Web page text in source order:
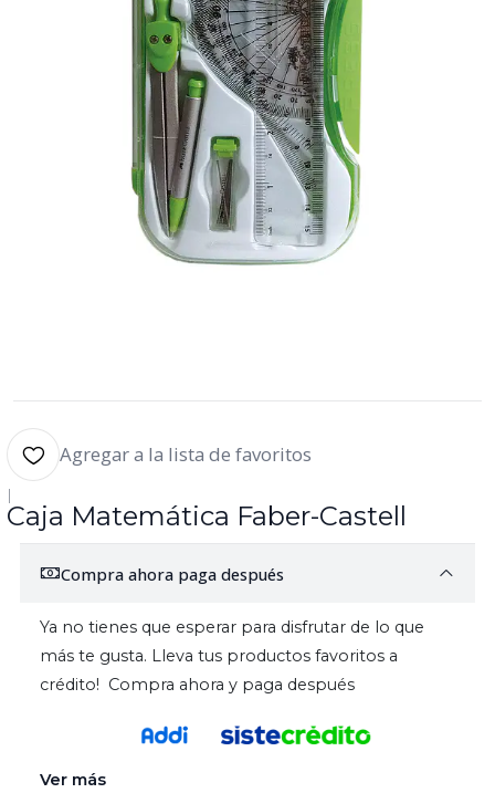
Agregar a la lista de favoritos
|
Caja Matemática Faber-Castell
Compra ahora paga después
Ya no tienes que esperar para disfrutar de lo que
más te gusta. Lleva tus productos favoritos a
crédito! Compra ahora y paga después
Ver más